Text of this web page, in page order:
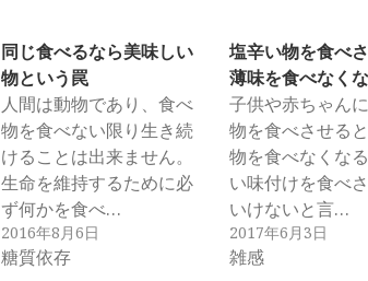
同じ食べるなら美味しい
物という罠
人間は動物であり、食べ
物を食べない限り生き続
けることは出来ません。
生命を維持するために必
ず何かを食べ…
2016年8月6日
糖質依存
塩辛い物を食べ
薄味を食べなく
子供や赤ちゃん
物を食べさせる
物を食べなくな
い味付けを食べ
いけないと言…
2017年6月3日
雑感